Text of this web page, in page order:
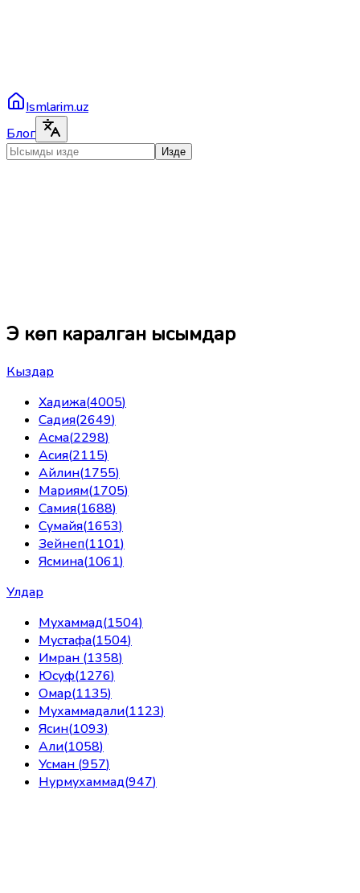
Ismlarim.uz
Блог
Изде
Эң көп каралган ысымдар
Кыздар
Хадижа(4005)
Садия(2649)
Асма(2298)
Асия(2115)
Айлин(1755)
Мариям(1705)
Самия(1688)
Сумайя(1653)
Зейнеп(1101)
Ясмина(1061)
Улдар
Мухаммад(1504)
Мустафа(1504)
Имран (1358)
Юсуф(1276)
Омар(1135)
Мухаммадали(1123)
Ясин(1093)
Али(1058)
Усман (957)
Нурмухаммад(947)